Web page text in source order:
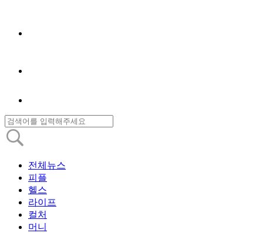
전체뉴스
피플
헬스
라이프
컬처
머니